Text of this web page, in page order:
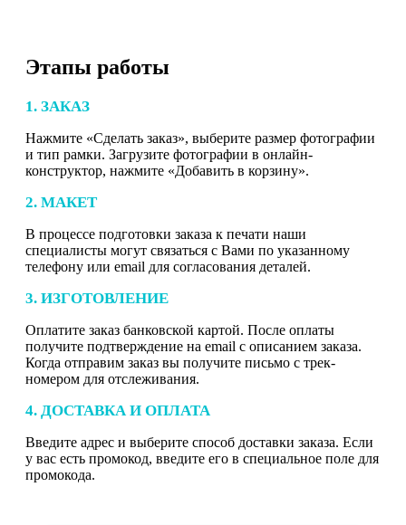
Этапы работы
1. ЗАКАЗ
Нажмите «Сделать заказ», выберите размер фотографии
и тип рамки. Загрузите фотографии в онлайн-
конструктор, нажмите «Добавить в корзину».
2. МАКЕТ
В процессе подготовки заказа к печати наши
специалисты могут связаться с Вами по указанному
телефону или email для согласования деталей.
3. ИЗГОТОВЛЕНИЕ
Оплатите заказ банковской картой. После оплаты
получите подтверждение на email с описанием заказа.
Когда отправим заказ вы получите письмо с трек-
номером для отслеживания.
4. ДОСТАВКА И ОПЛАТА
Введите адрес и выберите способ доставки заказа. Если
у вас есть промокод, введите его в специальное поле для
промокода.